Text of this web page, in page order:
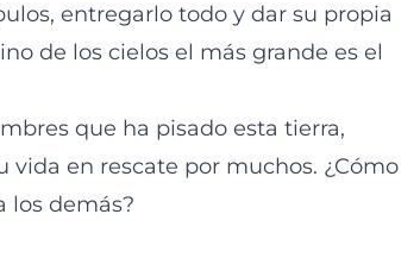
entregarlo todo y dar su propia
de los cielos el más grande es el
que ha pisado esta tierra,
vida en rescate por muchos. ¿Cómo
los demás?